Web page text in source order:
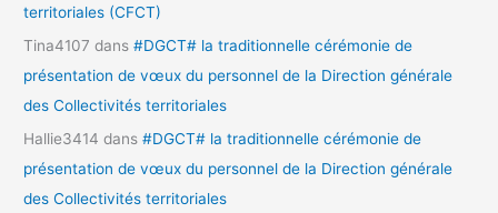
territoriales (CFCT)
Tina4107 dans#DGCT# la traditionnelle cérémonie de
présentation de vœux du personnel de la Direction générale
des Collectivités territoriales
Hallie3414 dans#DGCT# la traditionnelle cérémonie de
présentation de vœux du personnel de la Direction générale
des Collectivités territoriales